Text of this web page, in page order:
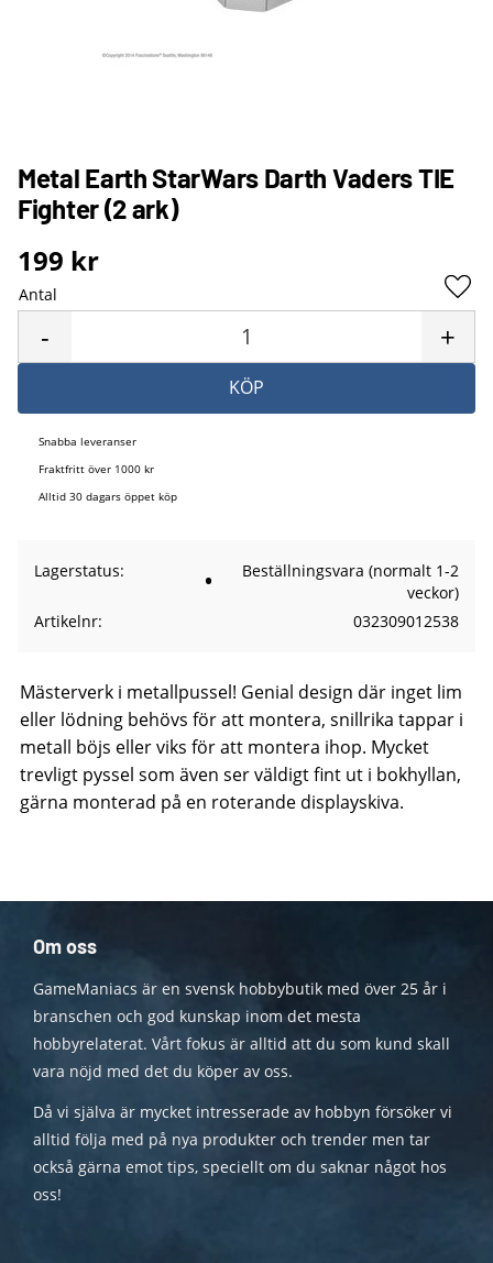
Metal Earth StarWars Darth Vaders TIE
Fighter (2 ark)
199 kr
Antal
+
-
KÖP
Snabba leveranser
Fraktfritt över 1000 kr
Alltid 30 dagars öppet köp
Lagerstatus
Beställningsvara (normalt 1-2
veckor)
Artikelnr
032309012538
Mästerverk i metallpussel! Genial design där inget lim
eller lödning behövs för att montera, snillrika tappar i
metall böjs eller viks för att montera ihop. Mycket
trevligt pyssel som även ser väldigt fint ut i bokhyllan,
gärna monterad på en roterande displayskiva.
Om oss
GameManiacs är en svensk hobbybutik med över 25 år i
branschen och god kunskap inom det mesta
hobbyrelaterat. Vårt fokus är alltid att du som kund skall
vara nöjd med det du köper av oss.
Då vi själva är mycket intresserade av hobbyn försöker vi
alltid följa med på nya produkter och trender men tar
också gärna emot tips, speciellt om du saknar något hos
oss!